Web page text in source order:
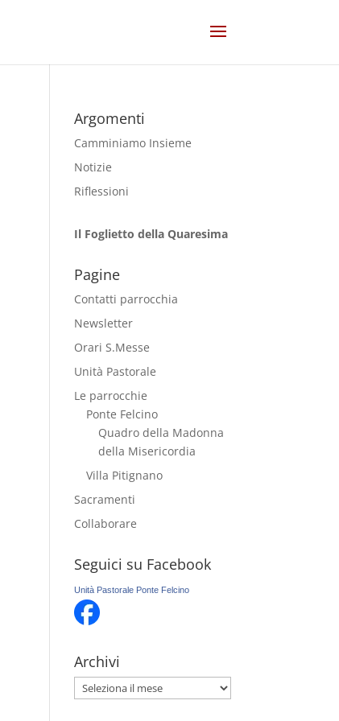
Argomenti
Camminiamo Insieme
Notizie
Riflessioni
Il Foglietto della Quaresima
Pagine
Contatti parrocchia
Newsletter
Orari S.Messe
Unità Pastorale
Le parrocchie
Ponte Felcino
Quadro della Madonna
della Misericordia
Villa Pitignano
Sacramenti
Collaborare
Seguici su Facebook
Unità Pastorale Ponte Felcino
Archivi
Archivi